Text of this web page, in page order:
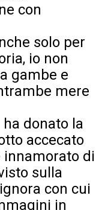
con
solo per
io non
gambe e
mere
donato la
accecato
innamorato di
sulla
con cui
in